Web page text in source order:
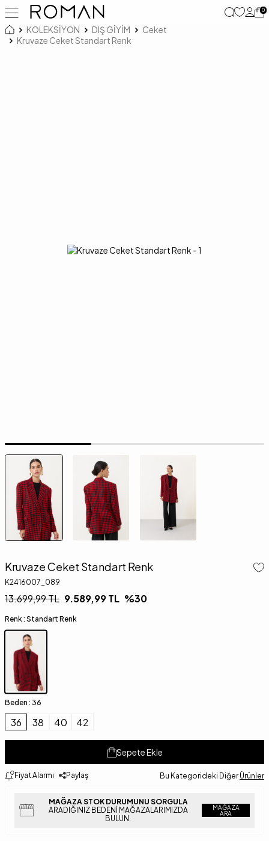
0
KOLEKSİYON DIŞ GİYİM
Ceket
Kruvaze Ceket Standart Renk
Kruvaze Ceket Standart Renk
K2416007_089
13.699,99TL 9.589,99TL %30
Renk : Standart Renk
Beden : 36
36 38 40 42
Sepete Ekle
Fiyat Alarmı Paylaş Bu Kategorideki Diğer Ürünler
MAĞAZA STOK DURUMUNU SORGULA
ARADIĞINIZ BEDENI MAĞAZALARIMIZDA
BULUN.
MAĞAZA
ARA